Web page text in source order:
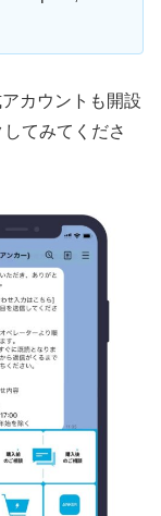
カウントも開設
てみてくださ